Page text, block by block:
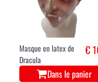
Masque en latex de
Dracula
€
Dans le panier